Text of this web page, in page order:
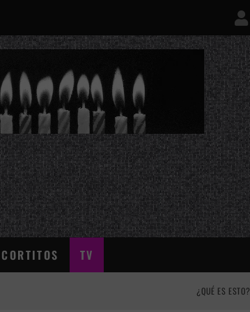
¿QUÉ ES ESTO?
CORTITOS TV
¿QUÉ ES ESTO?